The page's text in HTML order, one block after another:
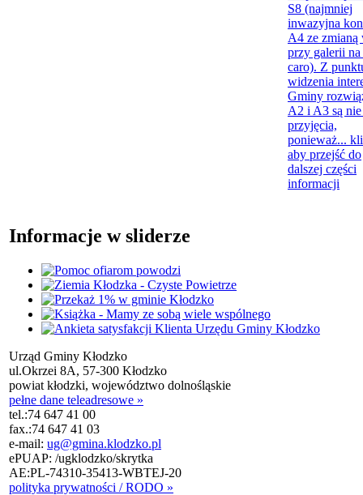
S8 (najmniej
inwazyjna
A4 ze zmianą
przy galerii
caro). Z
widzenia
Gminy
A2 i A3 są
przyjęcia,
ponieważ...
aby przejść do
dalszej części
informacji
Informacje w sliderze
Urząd Gminy Kłodzko
ul.Okrzei 8A, 57-300 Kłodzko
powiat kłodzki, województwo dolnośląskie
pełne dane teleadresowe »
tel.:74 647 41 00
fax.:74 647 41 03
e-mail: ug@gmina.klodzko.pl
ePUAP: /ugklodzko/skrytka
AE:PL-74310-35413-WBTEJ-20
polityka prywatności / RODO »